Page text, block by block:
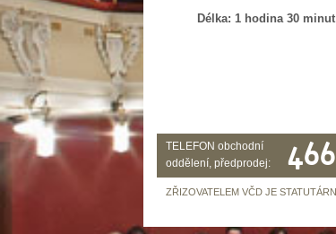
Délka: 1 hodina 30
TELEFON obchodní
oddělení, předprodej:
ZŘIZOVATELEM VČD JE